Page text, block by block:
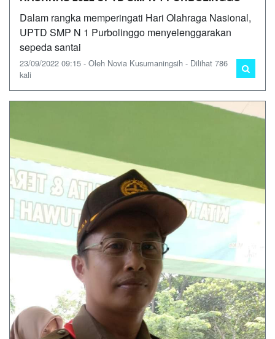
Dalam rangka memperingati Hari Olahraga Nasional,
UPTD SMP N 1 Purbolinggo menyelenggarakan
sepeda santai
23/09/2022 09:15 - Oleh Novia Kusumaningsih - Dilihat 786
kali